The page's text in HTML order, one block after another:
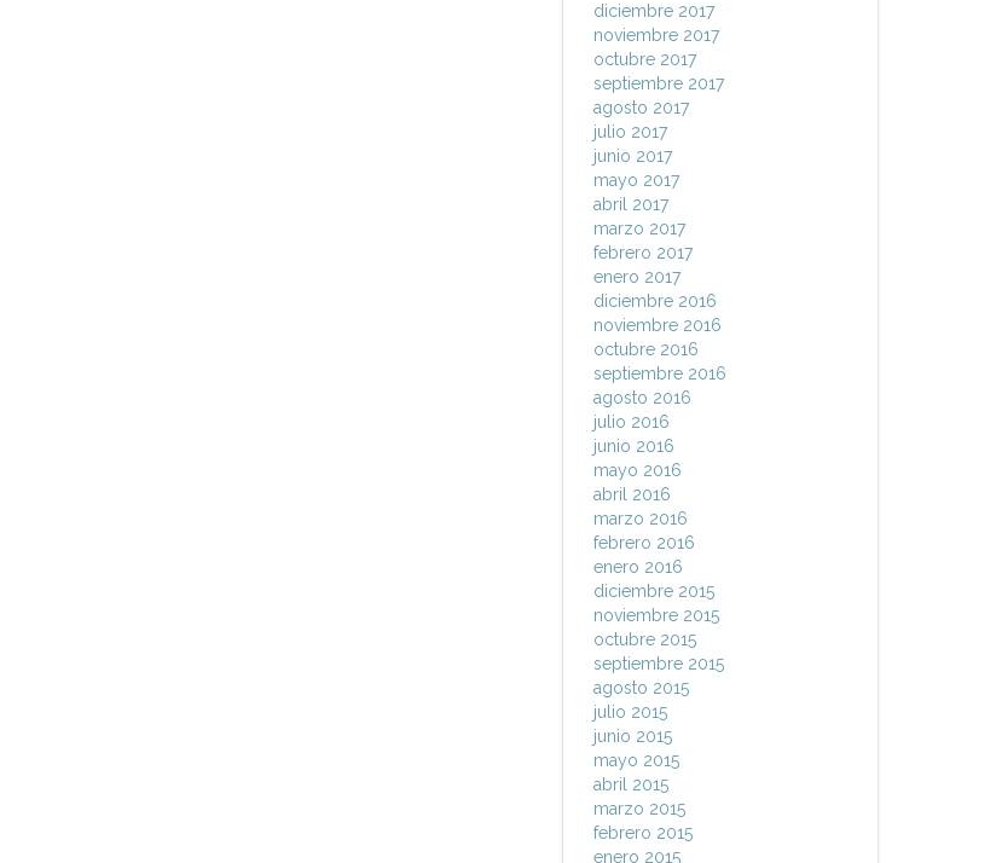
diciembre 2017
noviembre 2017
octubre 2017
septiembre 2017
agosto 2017
julio 2017
junio 2017
mayo 2017
abril 2017
marzo 2017
febrero 2017
enero 2017
diciembre 2016
noviembre 2016
octubre 2016
septiembre 2016
agosto 2016
julio 2016
junio 2016
mayo 2016
abril 2016
marzo 2016
febrero 2016
enero 2016
diciembre 2015
noviembre 2015
octubre 2015
septiembre 2015
agosto 2015
julio 2015
junio 2015
mayo 2015
abril 2015
marzo 2015
febrero 2015
enero 2015